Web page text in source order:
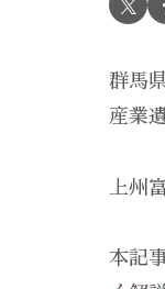
群馬
産業
上州
本記